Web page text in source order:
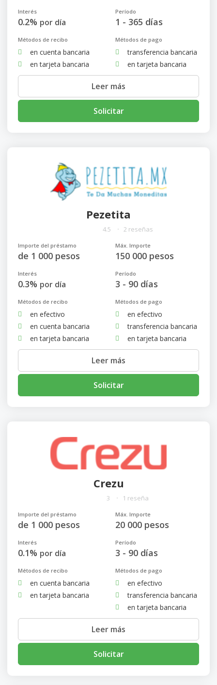
Interés
0.2% por día
Período
1 - 365 días
Métodos de recibo
en cuenta bancaria
en tarjeta bancaria
Métodos de pago
transferencia bancaria
en tarjeta bancaria
Leer más
Solicitar
Pezetita
4.5 2 reseñas
Importe del préstamo
de 1 000 pesos
Máx. Importe
150 000 pesos
Interés
0.3% por día
Período
3 - 90 días
Métodos de recibo
en efectivo
en cuenta bancaria
en tarjeta bancaria
Métodos de pago
en efectivo
transferencia bancaria
en tarjeta bancaria
Leer más
Solicitar
Crezu
3 1 reseña
Importe del préstamo
de 1 000 pesos
Máx. Importe
20 000 pesos
Interés
0.1% por día
Período
3 - 90 días
Métodos de recibo
en cuenta bancaria
en tarjeta bancaria
Métodos de pago
en efectivo
transferencia bancaria
en tarjeta bancaria
Leer más
Solicitar